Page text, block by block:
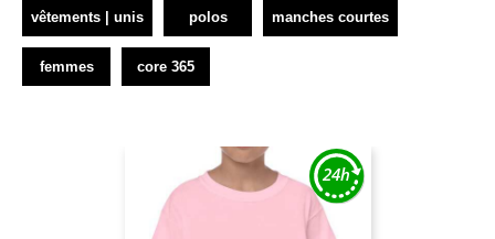
vêtements | unis polos manches courtes
femmes core 365